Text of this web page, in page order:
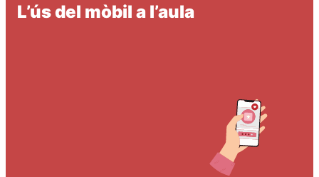
L’ús del mòbil a l’aula